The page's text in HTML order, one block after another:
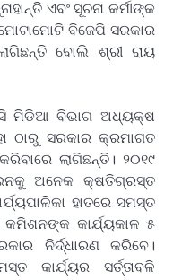
ଏବଂ ସୂଚନା କର୍ମୀଙ୍କ
ବିଜେପି ସରକାର
ବୋଲି ଶ୍ରୀ ରାୟ
ମିଡିଆ ବିଭାଗ ଅଧ୍ୟକ୍ଷ
ଠାରୁ ସରକାର କ୍ରମାଗତ
ଲାଗିଛନ୍ତି। ୨୦୧୯
ଅନେକ କ୍ଷତିଗ୍ରସ୍ତ
ହାତରେ ସମସ୍ତ
କାର୍ଯ୍ୟକାଳ ୫
ନିର୍ଦ୍ଧାରଣ କରିବେ।
କାର୍ଯ୍ୟର ସର୍ତ୍ତାବଳି